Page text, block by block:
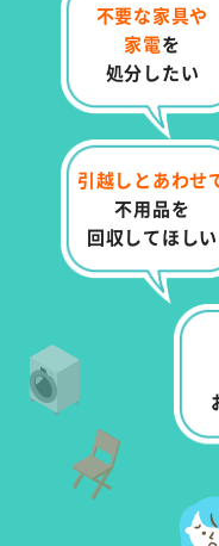
不要な家具や
家電を
処分したい
引越しとあわせ
不用品を
回収してほしい